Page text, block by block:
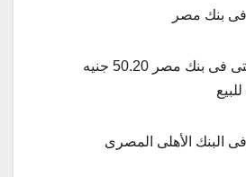
فى بنك مصر
بلغ سعر الدينار الكويتى فى بنك مصر 50.20 جنيه
فى البنك الأهلى المصرى